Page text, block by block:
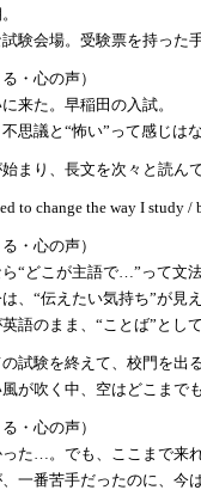
験会場。受験票を持った
る・心の声）
に来た。早稲田の入試。
思議と “怖い”って感じはな
まり、 長文を次々と読ん
to change the way I study /
る・心の声）
“どこが主語で…”って文
、 “伝えたい気持ち”が見え
語のまま、 “ことば”とし
試験を終えて、校門を出る
が吹く中、空はどこまで
る・心の声）
った…。でも、ここまで来れ
一番苦手だったのに、今